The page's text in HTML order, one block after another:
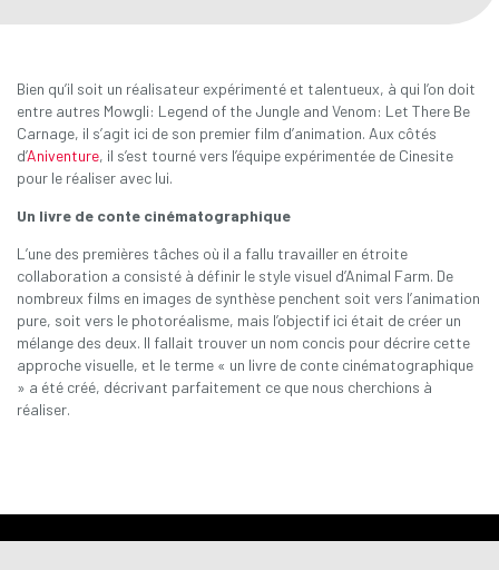
Bien qu’il soit un réalisateur expérimenté et talentueux, à qui l’on doit
entre autres Mowgli: Legend of the Jungle and Venom: Let There Be
Carnage, il s’agit ici de son premier film d’animation. Aux côtés
d’Aniventure, il s’est tourné vers l’équipe expérimentée de Cinesite
pour le réaliser avec lui.
Un livre de conte cinématographique
L’une des premières tâches où il a fallu travailler en étroite
collaboration a consisté à définir le style visuel d’Animal Farm. De
nombreux films en images de synthèse penchent soit vers l’animation
pure, soit vers le photoréalisme, mais l’objectif ici était de créer un
mélange des deux. Il fallait trouver un nom concis pour décrire cette
approche visuelle, et le terme « un livre de conte cinématographique
» a été créé, décrivant parfaitement ce que nous cherchions à
réaliser.